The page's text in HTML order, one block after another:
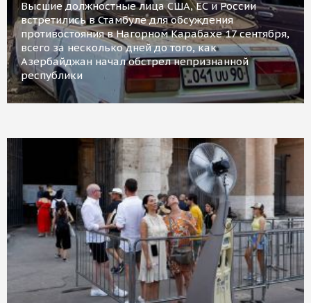
Высшие должностные лица США, ЕС и России
встретились в Стамбуле для обсуждения
противостояния в Нагорном Карабахе 17 сентября,
всего за несколько дней до того, как
Азербайджан начал обстрел непризнанной
республики